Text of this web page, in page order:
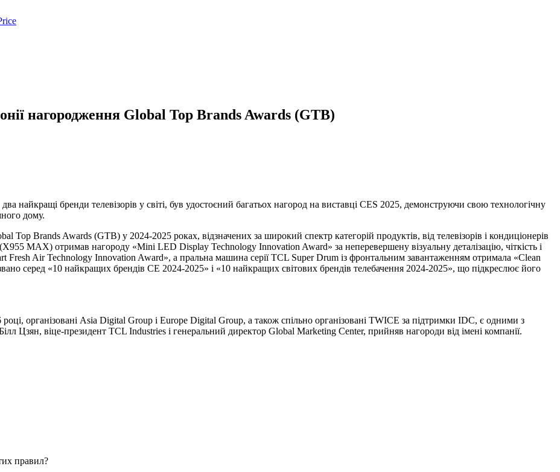
нагородження Global Top Brands Awards (GTB)
найкращі бренди телевізорів у світі, був удостоєний багатьох нагород на виставці CES 2025, демонструючи свою технологічну
дому.
Top Brands Awards (GTB) у 2024-2025 роках, відзначених за широкий спектр категорій продуктів, від телевізорів і кондиціонерів
MAX) отримав нагороду «Mini LED Display Technology Innovation Award» за неперевершену візуальну деталізацію, чіткість і
Fresh Air Technology Innovation Award», а пральна машина серії TCL Super Drum із фронтальним завантаженням отримала «Clean
серед «10 найкращих брендів CE 2024-2025» і «10 найкращих світових брендів телебачення 2024-2025», що підкреслює його
організовані Asia Digital Group і Europe Digital Group, а також спільно організовані TWICE за підтримки IDC, є одними з
Цзян, віце-президент TCL Industries і генеральний директор Global Marketing Center, прийняв нагороди від імені компанії.
правил?